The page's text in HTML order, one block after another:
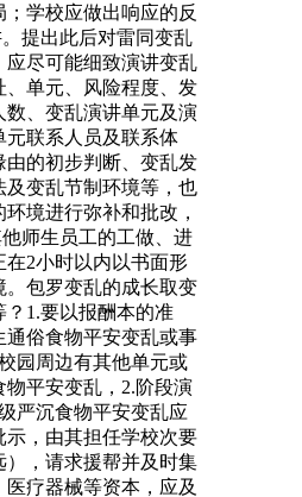
；学校应做出响应的反
提出此后对雷同变乱
应尽可能细致演讲变乱
、单元、风险程度、发
数、变乱演讲单元及演
元联系人员及联系体
由的初步判断、变乱发
及变乱节制环境等，也
境进行弥补和批改，
师生员工的工做、进
在2小时以内以书面形
。包罗变乱的成长取变
？1.要以报酬本的准
通俗食物平安变乱或事
园周边有其他单元或
物平安变乱，2.阶段演
严沉食物平安变乱应
示，由其担任学校次要
），请求援帮并及时集
疗器械等资本，应及